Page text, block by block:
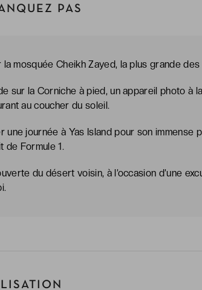
PAS
la mosquée Cheikh Zayed, la plus grande
sur la Corniche à pied, un appareil photo à
au coucher du soleil.
une journée à Yas Island pour son immense
de Formule 1.
du désert voisin, à l’occasion d’une